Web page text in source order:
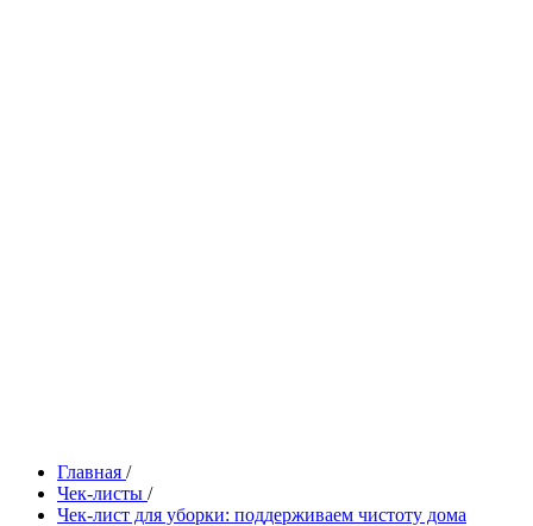
Главная /
Чек-листы /
Чек-лист для уборки: поддерживаем чистоту дома